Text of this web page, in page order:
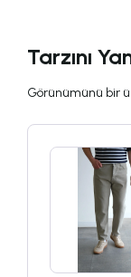
Tarzını
Görünümünü bir